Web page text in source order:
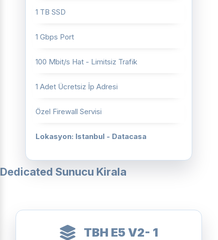
1 TB SSD
1 Gbps Port
100 Mbit/s Hat - Limitsiz Trafik
1 Adet Ücretsiz İp Adresi
Özel Firewall Servisi
Lokasyon: Istanbul - Datacasa
Dedicated Sunucu Kirala
TBH E5 V2- 1